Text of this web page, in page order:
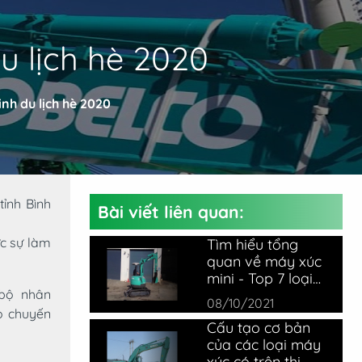
lịch hè 2020
du lịch hè 2020
Bình
sự làm
nhân
chuyến
Bài viết liên quan:
Tìm hiểu tổng
quan về máy xúc
mini - Top 7 loại
máy xúc mini tốt
nhất thị trường
08/10/2021
Cấu tạo cơ bản
của các loại máy